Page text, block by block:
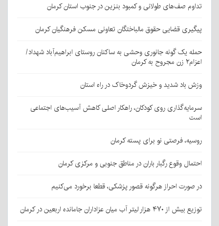
تداوم صف‌های طولانی و کمبود بنزین در جنوب استان کرمان
پیگیری قضایی حقوق مالباختگان تعاونی مسکن فرهنگیان کرمان
حمله یک گونه جانوری وحشی به ساکنان روستای ابراهیم‌آباد شهداد/
اعزام۲ زن مجروح به کرمان
وزش باد شدید و خیزش گردوخاک در راه استان
سرمایه‌گذاری روی کودکان، راهکار اصلی کاهش آسیب‌های اجتماعی
است
روسیه، فرصتی نو برای پسته کرمان
احتمال وقوع رگبار باران در مناطق جنوبی و مرکزی کرمان
در صورت احراز هرگونه قصور پزشکی، قطعا برخورد می‌کنیم
توزیع بیش از ۴۷۰ هزار لیتر آب میان عزاداران جامانده اربعین در کرمان